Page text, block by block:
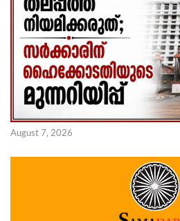
August 7, 2026